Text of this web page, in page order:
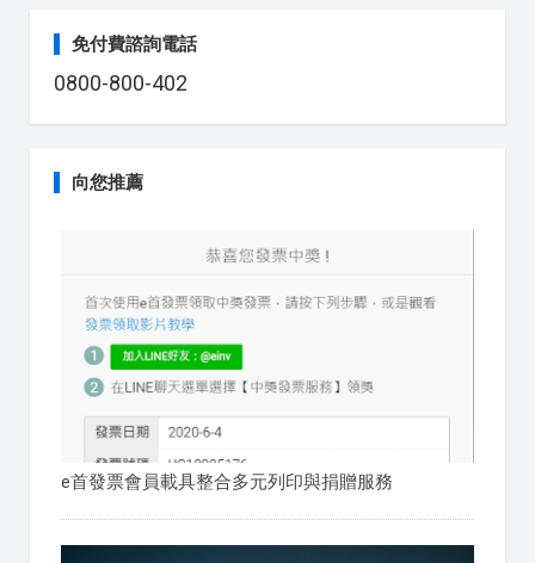
免付費諮詢電話
0800-800-402
向您推薦
e首發票會員載具整合多元列印與捐贈服務